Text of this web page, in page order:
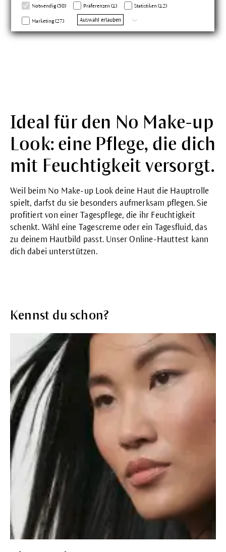
Notwendig (30) Präferenzen (1) Statistiken (12)
Marketing (27) Auswahl erlauben
4.97
Ideal für den No Make-up
Look: eine Pflege, die dich
mit Feuchtigkeit versorgt.
Weil beim No Make-up Look deine Haut die Hauptrolle
spielt, darfst du sie besonders aufmerksam pflegen. Sie
profitiert von einer Tagespflege, die ihr Feuchtigkeit
schenkt. Wähl eine Tagescremeoder ein Tagesfluid, das
zu deinem Hautbild passt. UnserOnline-Hauttest kann
dich dabei unterstützen.
Kennst du schon?